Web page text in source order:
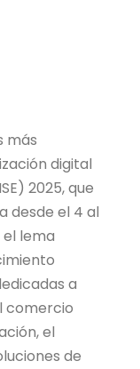
más
digital
2025, que
desde el 4 al
el lema
a
comercio
el
de